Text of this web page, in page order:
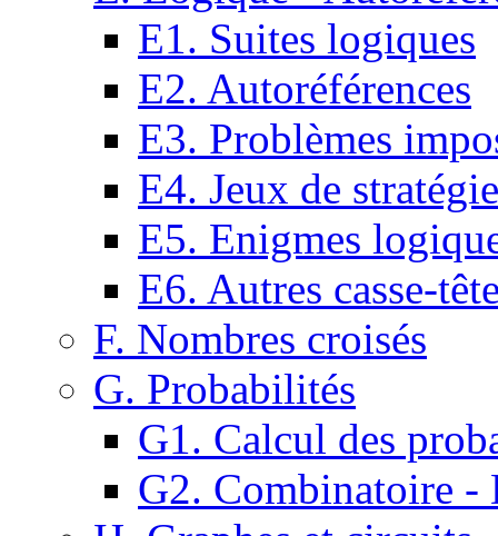
E1. Suites logiques
E2. Autoréférences
E3. Problèmes
E4. Jeux de stratégie
E5. Enigmes
E6. Autres casse-
F. Nombres croisés
G. Probabilités
G1. Calcul des
G2. Combinatoire -